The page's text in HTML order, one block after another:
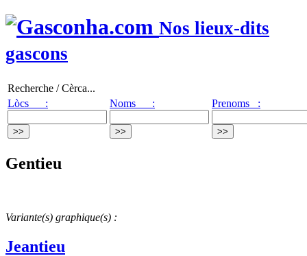
Nos lieux-dits
gascons
Recherche / Cèrca...
Lòcs :
Noms : Prenoms :
Gentieu
Variante(s) graphique(s) :
Jeantieu